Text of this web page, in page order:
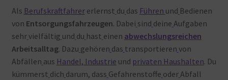
Als Berufskraftfahrererlernst du das Führen und Bedienen
von Entsorgungsfahrzeugen. Dabei sind deine Aufgaben
sehrvielfältig und du hast einen abwechslungsreichen
Arbeitsalltag. Dazu gehören das transportieren von
Abfällen aus Handel, Industrie und privaten Haushalten. Du
kümmerst dich darum, dass Gefahrenstoffe oderAbfall